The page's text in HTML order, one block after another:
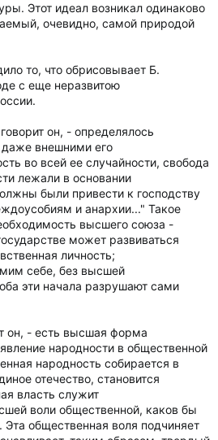
Этот идеал возникал одинаково
очевидно, самой природой
то, что обрисовывает Б.
с еще неразвитою
он, - определялось
внешними его
во всей ее случайности, свобода
лежали в основании
были привести к господству
и анархии..." Такое
высшего союза -
может развиваться
личность;
себе, без высшей
эти начала разрушают сами
он, - есть высшая форма
народности в общественной
народность собирается в
отечество, становится
власть служит
воли общественной, каков бы
общественная воля подчиняет